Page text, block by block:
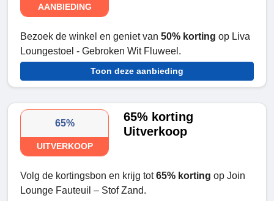
AANBIEDING
Bezoek de winkel en geniet van 50% korting op Liva
Loungestoel - Gebroken Wit Fluweel.
Toon deze aanbieding
65%
UITVERKOOP
65% korting
Uitverkoop
Volg de kortingsbon en krijg tot65% korting op Join
Lounge Fauteuil – Stof Zand.